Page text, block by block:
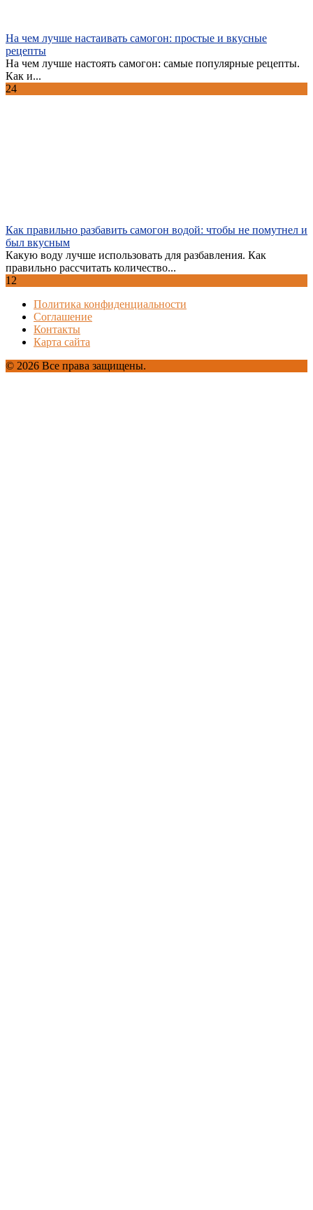
На чем лучше настаивать самогон: простые и вкусные
рецепты
На чем лучше настоять самогон: самые популярные рецепты.
Как и...
24
Как правильно разбавить самогон водой: чтобы не помутнел и
был вкусным
Какую воду лучше использовать для разбавления. Как
правильно рассчитать количество...
12
Политика конфиденциальности
Соглашение
Контакты
Карта сайта
© 2026 Все права защищены.